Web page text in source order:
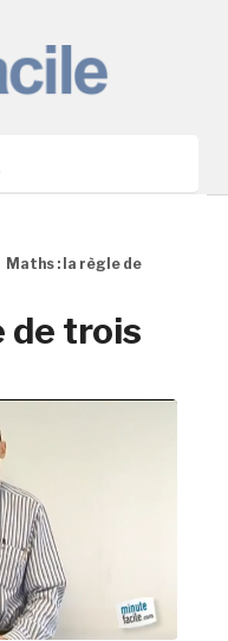
Maths : la règle de
de trois